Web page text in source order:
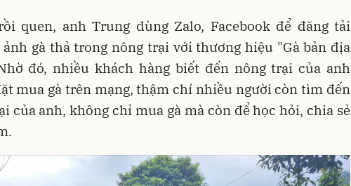
quen, anh Trung dùng Zalo, Facebook để đăng tải
gà thả trong nông trại với thương hiệu "Gà bản địa
đó, nhiều khách hàng biết đến nông trại của anh
mua gà trên mạng, thậm chí nhiều người còn tìm đến
của anh, không chỉ mua gà mà còn để học hỏi, chia sẻ